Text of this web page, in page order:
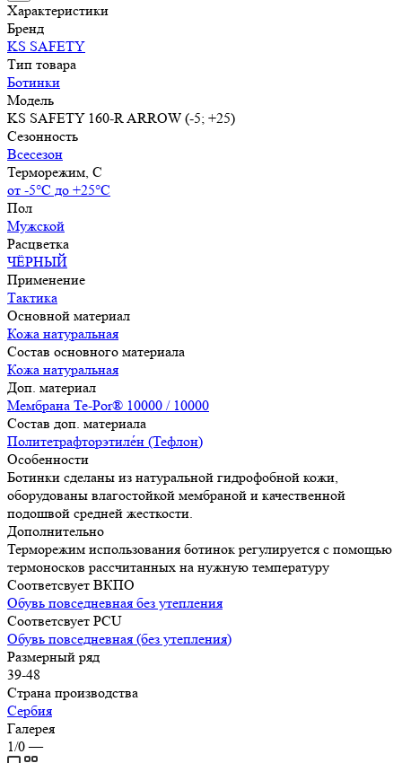
Характеристики
Бренд
KS SAFETY
Тип товара
Ботинки
Модель
KS SAFETY 160-R ARROW (-5; +25)
Сезонность
Всесезон
Терморежим, C
от -5°С до +25°С
Пол
Мужской
Расцветка
ЧЁРНЫЙ
Применение
Тактика
Основной материал
Кожа натуральная
Состав основного материала
Кожа натуральная
Доп. материал
Мембрана Te-Por® 10000 / 10000
Состав доп. материала
Политетрафторэтиле́н (Тефлон)
Особенности
Ботинки сделаны из натуральной гидрофобной кожи,
оборудованы влагостойкой мембраной и качественной
подошвой средней жесткости.
Дополнительно
Терморежим использования ботинок регулируется с помощью
термоносков рассчитанных на нужную температуру
Соответсвует ВКПО
Обувь повседневная без утепления
Соответсвует PCU
Обувь повседневная (без утепления)
Размерный ряд
39-48
Страна производства
Сербия
Галерея
1/0 —